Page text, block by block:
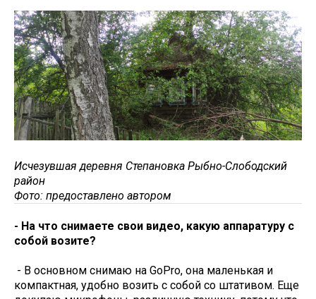
Исчезувшая деревня Степановка Рыбно-Слободский
район
Фото: предоставлено автором
- На что снимаете свои видео, какую аппаратуру с
собой возите?
- В основном снимаю на GoPro, она маленькая и
компактная, удобно возить с собой со штативом. Еще